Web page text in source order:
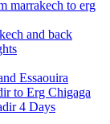
marrakech to erg
and back
Essaouira
to Erg Chigaga
4 Days